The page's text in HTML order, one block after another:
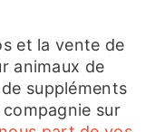
et la vente de
animaux de
suppléments
sur